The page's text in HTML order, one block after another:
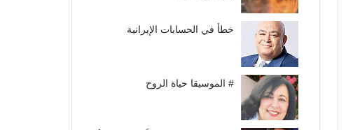
خطأ في الحسابات الإيرانية
# الموسيقا حياة الروح